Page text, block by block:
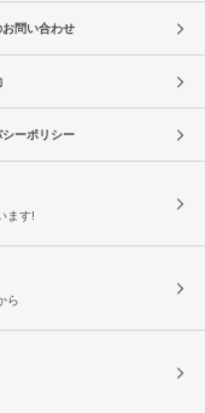
問い合わせ
シーポリシー
ます!
ら